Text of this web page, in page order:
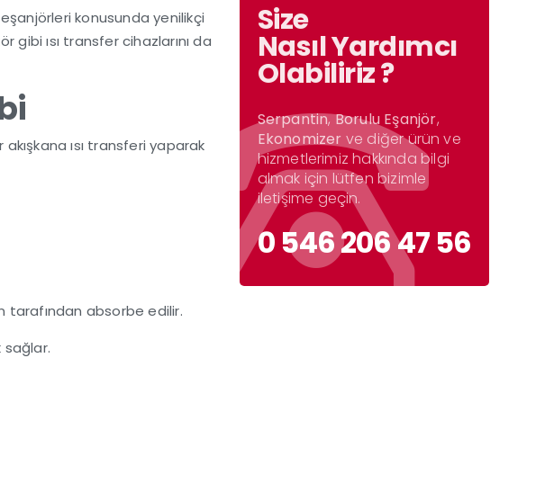
konusunda yenilikçi
ısı transfer cihazlarını da
ısı transferi yaparak
tarafından absorbe edilir.
sağlar.
Size
Nasıl Yardımcı
Olabiliriz ?
Serpantin,Borulu Eşanjör,
Ekonomizer ve diğer ürün ve
hizmetlerimiz hakkında bilgi
almak için lütfen bizimle
iletişime geçin.
0 546 206 47 56